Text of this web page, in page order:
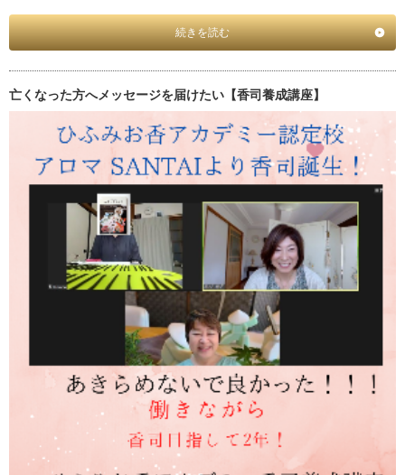
続きを読む
亡くなった方へメッセージを届けたい【香司養成講座】